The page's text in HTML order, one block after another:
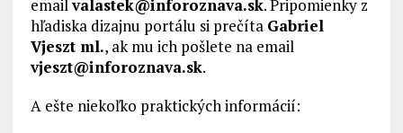
emailvalastek@inforoznava.sk. Pripomienky z
hľadiska dizajnu portálu si prečíta Gabriel
Vjeszt ml., ak mu ich pošlete na email
vjeszt@inforoznava.sk.
A ešte niekoľko praktických informácií: